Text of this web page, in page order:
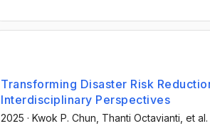
Transforming Disaster Risk
Interdisciplinary Perspectives
2025 · Kwok P. Chun , Thanti Octavianti , et al.